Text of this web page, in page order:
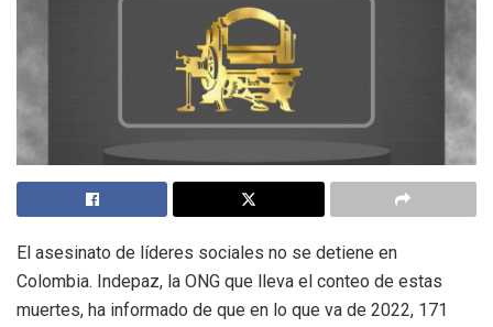
El asesinato de líderes sociales no se detiene en
Colombia. Indepaz, la ONG que lleva el conteo de estas
muertes, ha informado de que en lo que va de 2022, 171